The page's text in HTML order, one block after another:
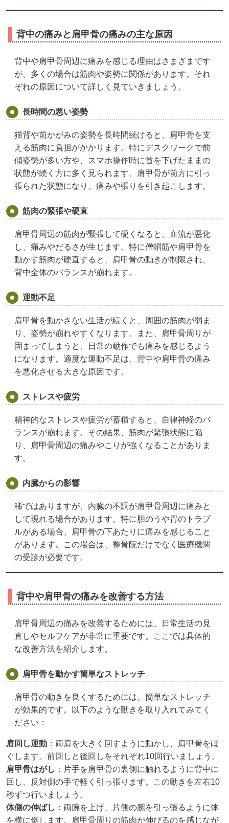
背中の痛みと肩甲骨の痛みの主な原因
背中や肩甲骨周辺に痛みを感じる理由はさまざまです
が、多くの場合は筋肉や姿勢に関係があります。それ
ぞれの原因について詳しく見ていきましょう。
長時間の悪い姿勢
猫背や前かがみの姿勢を長時間続けると、肩甲骨を支
える筋肉に負担がかかります。特にデスクワークで前
傾姿勢が多い方や、スマホ操作時に首を下げたままの
状態が続く方に多く見られます。肩甲骨が前方に引っ
張られた状態になり、痛みや張りを引き起こします。
筋肉の緊張や硬直
肩甲骨周辺の筋肉が緊張して硬くなると、血流が悪化
し、痛みやだるさが生じます。特に僧帽筋や肩甲骨を
動かす筋肉が硬直すると、肩甲骨の動きが制限され、
背中全体のバランスが崩れます。
運動不足
肩甲骨を動かさない生活が続くと、周囲の筋肉が弱ま
り、姿勢が崩れやすくなります。また、肩甲骨周りが
固まってしまうと、日常の動作でも痛みを感じるよう
になります。適度な運動不足は、背中や肩甲骨の痛み
を悪化させる大きな原因です。
ストレスや疲労
精神的なストレスや疲労が蓄積すると、自律神経のバ
ランスが崩れます。その結果、筋肉が緊張状態に陥
り、肩甲骨周辺の痛みやこりが強くなることがありま
す。
内臓からの影響
稀ではありますが、内臓の不調が肩甲骨周辺に痛みと
して現れる場合があります。特に胆のうや胃のトラブ
ルがある場合、肩甲骨の下あたりに痛みを感じること
があります。この場合は、整骨院だけでなく医療機関
の受診が必要です。
背中や肩甲骨の痛みを改善する方法
肩甲骨周辺の痛みを改善するためには、日常生活の見
直しやセルフケアが非常に重要です。ここでは具体的
な改善方法を紹介します。
肩甲骨を動かす簡単なストレッチ
肩甲骨の動きを良くするためには、簡単なストレッチ
が効果的です。以下のような動きを取り入れてみてく
ださい：
肩回し運動 ：両肩を大きく回すように動かし、肩甲骨をほ
ぐします。前回しと後回しをそれぞれ10回行いましょう。
肩甲骨はがし ：片手を肩甲骨の裏側に触れるように背中に
回し、反対側の手で軽く引っ張ります。この動きを左右10
秒ずつ行いましょう。
体側の伸ばし ：両腕を上げ、片側の腕を引っ張るように体
を横に倒します。肩甲骨周りの筋肉が伸びるのを感じなが